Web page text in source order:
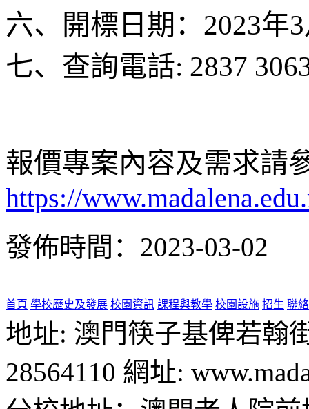
六、開標日期：2023年
七、查詢電話: 2837
報價專案內容及需求請
https://
發佈時間：2023-03-02
首頁 學校歷史及發展 校園資訊 課程與教學 校園設施 招生 聯
地址: 澳門筷子基俾若翰
28564110 網址: